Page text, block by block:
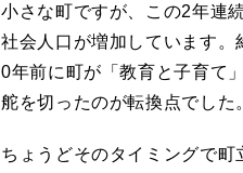
小さな町ですが、この2年連
社会人口が増加しています。
0年前に町が「教育と子育て
舵を切ったのが転換点でした
ちょうどそのタイミングで町